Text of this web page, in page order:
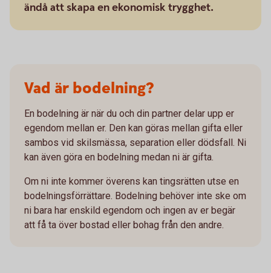
ändå att skapa en ekonomisk trygghet.
Vad är bodelning?
En bodelning är när du och din partner delar upp er
egendom mellan er. Den kan göras mellan gifta eller
sambos vid skilsmässa, separation eller dödsfall. Ni
kan även göra en bodelning medan ni är gifta.
Om ni inte kommer överens kan tingsrätten utse en
bodelningsförrättare. Bodelning behöver inte ske om
ni bara har enskild egendom och ingen av er begär
att få ta över bostad eller bohag från den andre.